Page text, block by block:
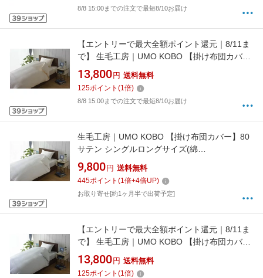
8/8 15:00までの注文で最短8/10お届け
【エントリーで最大全額ポイント還元｜8/11ま
で】 生毛工房｜UMO KOBO 【掛け布団カバ
ー】80サテン ダブルロングサイズ(綿
100%/190×230cm/ピンク)[UMK13KDLPI]
13,800 円 送料無料
125ポイント (1倍)
8/8 15:00までの注文で最短8/10お届け
生毛工房｜UMO KOBO 【掛け布団カバー】80
サテン シングルロングサイズ(綿
100%/150×230cm/ホワイト)[UMK13KSLWH]
9,800 円 送料無料
445ポイント (1倍+4倍UP)
お取り寄せ[約1ヶ月半で出荷予定]
【エントリーで最大全額ポイント還元｜8/11ま
で】 生毛工房｜UMO KOBO 【掛け布団カバ
ー】80サテン ダブルロングサイズ(綿
100%/190×230cm/ブルー)[UMK13KDLBL]
13,800 円 送料無料
125ポイント (1倍)